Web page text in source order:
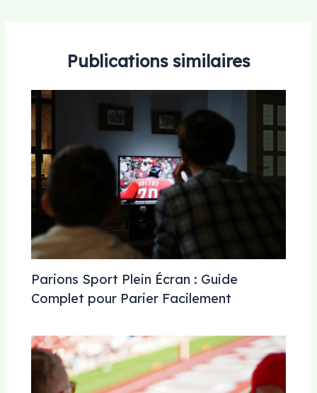
Publications similaires
Parions Sport Plein Écran : Guide
Complet pour Parier Facilement